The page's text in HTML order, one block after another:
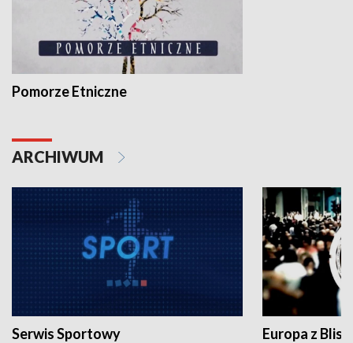
Pomorze Etniczne
ARCHIWUM
Serwis Sportowy Europa z